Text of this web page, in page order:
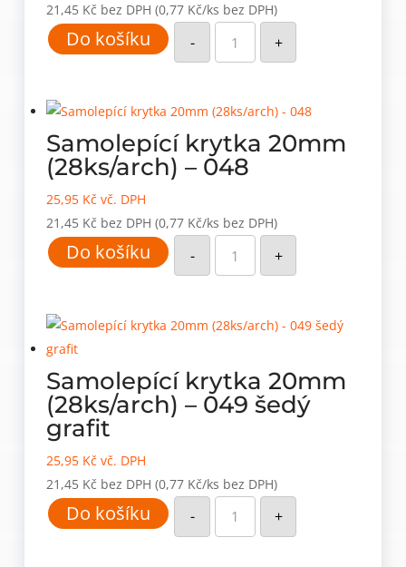
21,45 Kč bez DPH (0,77 Kč/ks bez DPH)
Do košíku -
Samolepící
krytka
(28ks/arch)
-
+
Samolepící krytka 20mm
(28ks/arch) – 048
25,95 Kč vč. DPH
21,45 Kč bez DPH (0,77 Kč/ks bez DPH)
Do košíku -
Samolepící
krytka
20mm
(28ks/arch)
množství
+
Samolepící krytka 20mm
(28ks/arch) – 049 šedý
grafit
25,95 Kč vč. DPH
21,45 Kč bez DPH (0,77 Kč/ks bez DPH)
Do košíku -
Samolepící
krytka
20mm
(28ks/arch)
+